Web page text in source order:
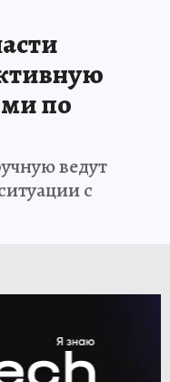
по
ведут
с